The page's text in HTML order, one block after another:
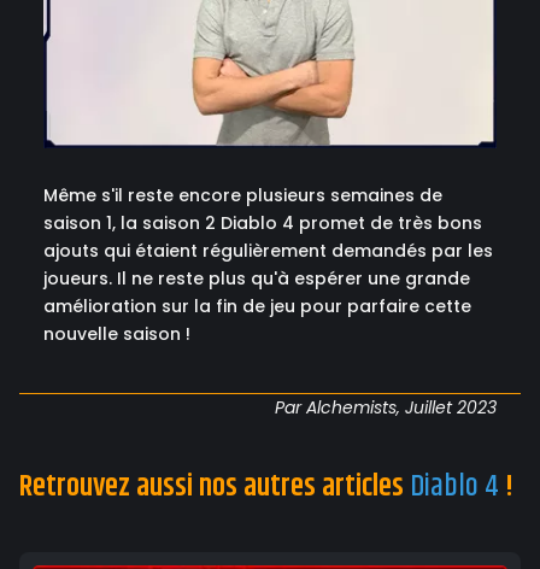
Même s'il reste encore plusieurs semaines de
saison 1, la saison 2 Diablo 4 promet de très bons
ajouts qui étaient régulièrement demandés par les
joueurs. Il ne reste plus qu'à espérer une grande
amélioration sur la fin de jeu pour parfaire cette
nouvelle saison !
Par Alchemists, Juillet 2023
Retrouvez aussi nos autres articles Diablo 4 !